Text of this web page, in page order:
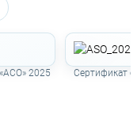
2025
Сертификат